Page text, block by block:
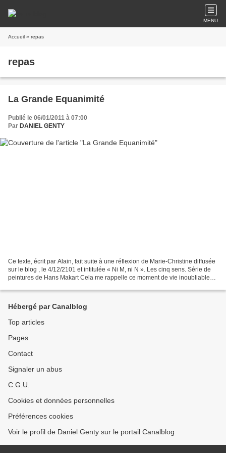
MENU
Accueil » repas
repas
La Grande Equanimité
Publié le 06/01/2011 à 07:00
Par DANIEL GENTY
Ce texte, écrit par Alain, fait suite à une réflexion de Marie-Christine diffusée
sur le blog , le 4/12/2101 et intitulée « Ni M, ni N ». Les cinq sens. Série de
peintures de Hans Makart Cela me rappelle ce moment de vie inoubliable
Hébergé par Canalblog
Top articles
Pages
Contact
Signaler un abus
C.G.U.
Cookies et données personnelles
Préférences cookies
Voir le profil de Daniel Genty sur le portail Canalblog